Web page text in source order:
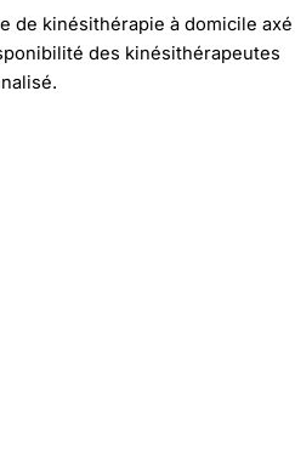
de kinésithérapie à domicile axé
des kinésithérapeutes